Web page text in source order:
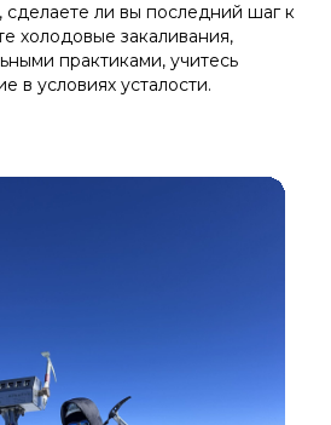
сделаете ли вы последний шаг к
холодовые закаливания,
практиками, учитесь
в условиях усталости.